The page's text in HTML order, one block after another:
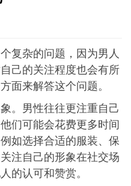
杂的问题，因为男人
己的关注程度也会有所
面来解答这个问题。
男性往往更注重自己
们可能会花费更多时间
如选择合适的服装、保
注自己的形象在社交场
的认可和赞赏。